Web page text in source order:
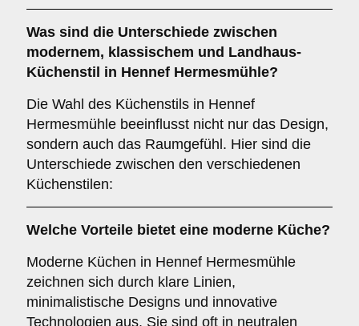
Was sind die Unterschiede zwischen
modernem, klassischem und Landhaus-
Küchenstil in Hennef Hermesmühle?
Die Wahl des Küchenstils in Hennef
Hermesmühle beeinflusst nicht nur das Design,
sondern auch das Raumgefühl. Hier sind die
Unterschiede zwischen den verschiedenen
Küchenstilen:
Welche Vorteile bietet eine moderne Küche?
Moderne Küchen in Hennef Hermesmühle
zeichnen sich durch klare Linien,
minimalistische Designs und innovative
Technologien aus. Sie sind oft in neutralen